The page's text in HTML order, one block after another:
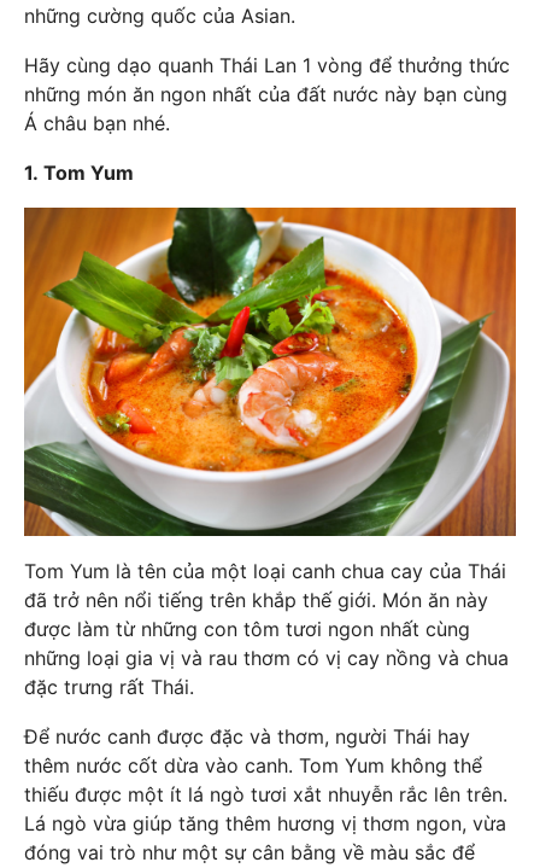
những cường quốc của Asian.
Hãy cùng dạo quanh Thái Lan 1 vòng để thưởng thức
những món ăn ngon nhất của đất nước này bạn cùng
Á châu bạn nhé.
1. Tom Yum
Tom Yum là tên của một loại canh chua cay của Thái
đã trở nên nổi tiếng trên khắp thế giới. Món ăn này
được làm từ những con tôm tươi ngon nhất cùng
những loại gia vị và rau thơm có vị cay nồng và chua
đặc trưng rất Thái.
Để nước canh được đặc và thơm, người Thái hay
thêm nước cốt dừa vào canh. Tom Yum không thể
thiếu được một ít lá ngò tươi xắt nhuyễn rắc lên trên.
Lá ngò vừa giúp tăng thêm hương vị thơm ngon, vừa
đóng vai trò như một sự cân bằng về màu sắc để